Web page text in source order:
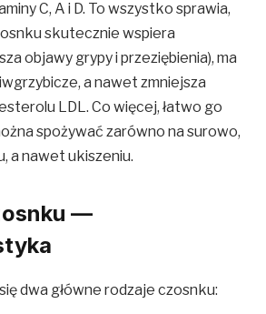
C, A i D. To wszystko sprawia,
skutecznie wspiera
objawy grypy i przeziębienia), ma
a nawet zmniejsza
LDL. Co więcej, łatwo go
spożywać zarówno na surowo,
a nawet ukiszeniu.
—
dwa główne rodzaje czosnku: